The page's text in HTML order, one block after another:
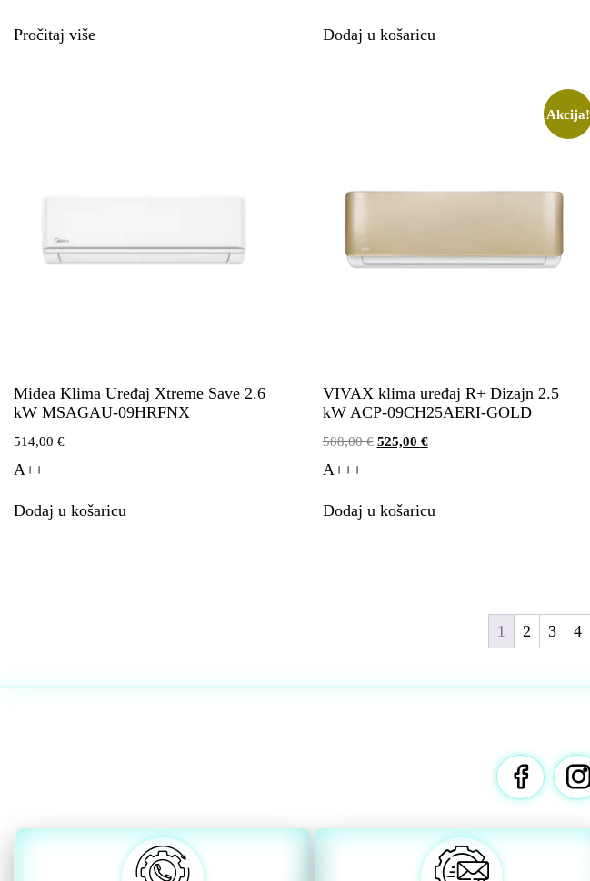
Pročitaj više Dodaj u košaricu
Midea Klima Uređaj Xtreme Save 2.6
kW MSAGAU-09HRFNX
514,00 €
A++
Dodaj u košaricu
Akcija!
VIVAX klima uređaj R+ Dizajn 2.5
kW ACP-09CH25AERI-GOLD
588,00€ 525,00 €
A+++
Dodaj u košaricu
1 2 3 4